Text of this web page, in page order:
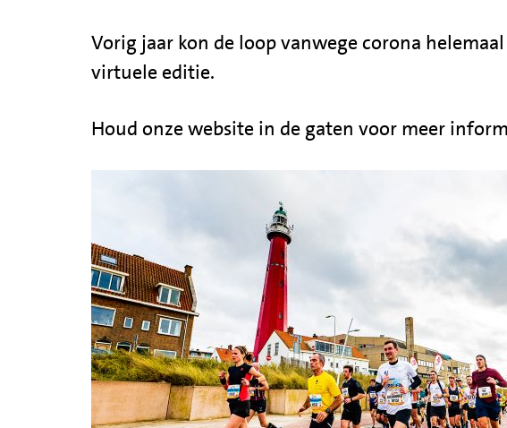
Vorig jaar kon de loop vanwege corona
virtuele editie.
Houd onze website in de gaten voor meer